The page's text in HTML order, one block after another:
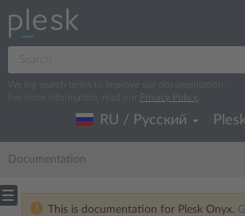
We log search terms to improve our documentation.
For more information, read our
Privacy Policy
RU / Русский
Documentation
This is documentation for Plesk Onyx.